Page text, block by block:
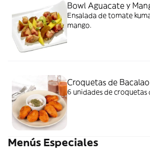
Bowl Aguacate y
Ensalada de tomate
mango.
Croquetas de Bacalao
6 unidades de croquetas
Menús Especiales